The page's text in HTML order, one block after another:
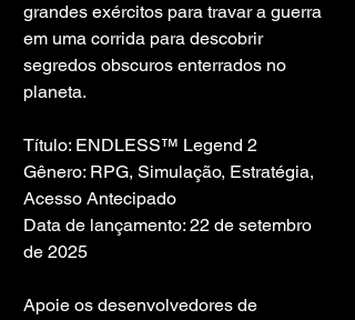
grandes exércitos para travar a guerra
em uma corrida para descobrir
segredos obscuros enterrados no
planeta.
Título: ENDLESS™ Legend 2
Gênero: RPG, Simulação, Estratégia,
Acesso Antecipado
Data de lançamento: 22 de setembro
de 2025
Apoie os desenvolvedores de